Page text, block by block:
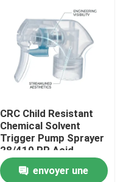
CRC Child Resistant
Chemical Solvent
Trigger Pump Sprayer
28/410 PP Acid
Resistant for
Industrial Cleaning
envoyer une